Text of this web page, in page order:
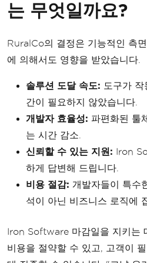
는 무엇일까요?
RuralCo의 결정은 기능적인 측
에 의해서도 영향을 받았습니다.
솔루션 도달 속도: 도구가 작
간이 필요하지 않았습니다.
개발자 효율성: 파편화된 툴
는 시간 감소.
신뢰할 수 있는 지원: Iron
하게 답변해 드립니다.
비용 절감: 개발자들이 특수
석이 아닌 비즈니스 로직에
Iron Software 마감일을 지키는
비용을 절약할 수 있고, 고객이